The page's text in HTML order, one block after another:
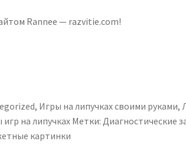
Rannee — razvitie.com!
, Игры на липучках своими руками,
на липучках Метки: Диагностические
картинки